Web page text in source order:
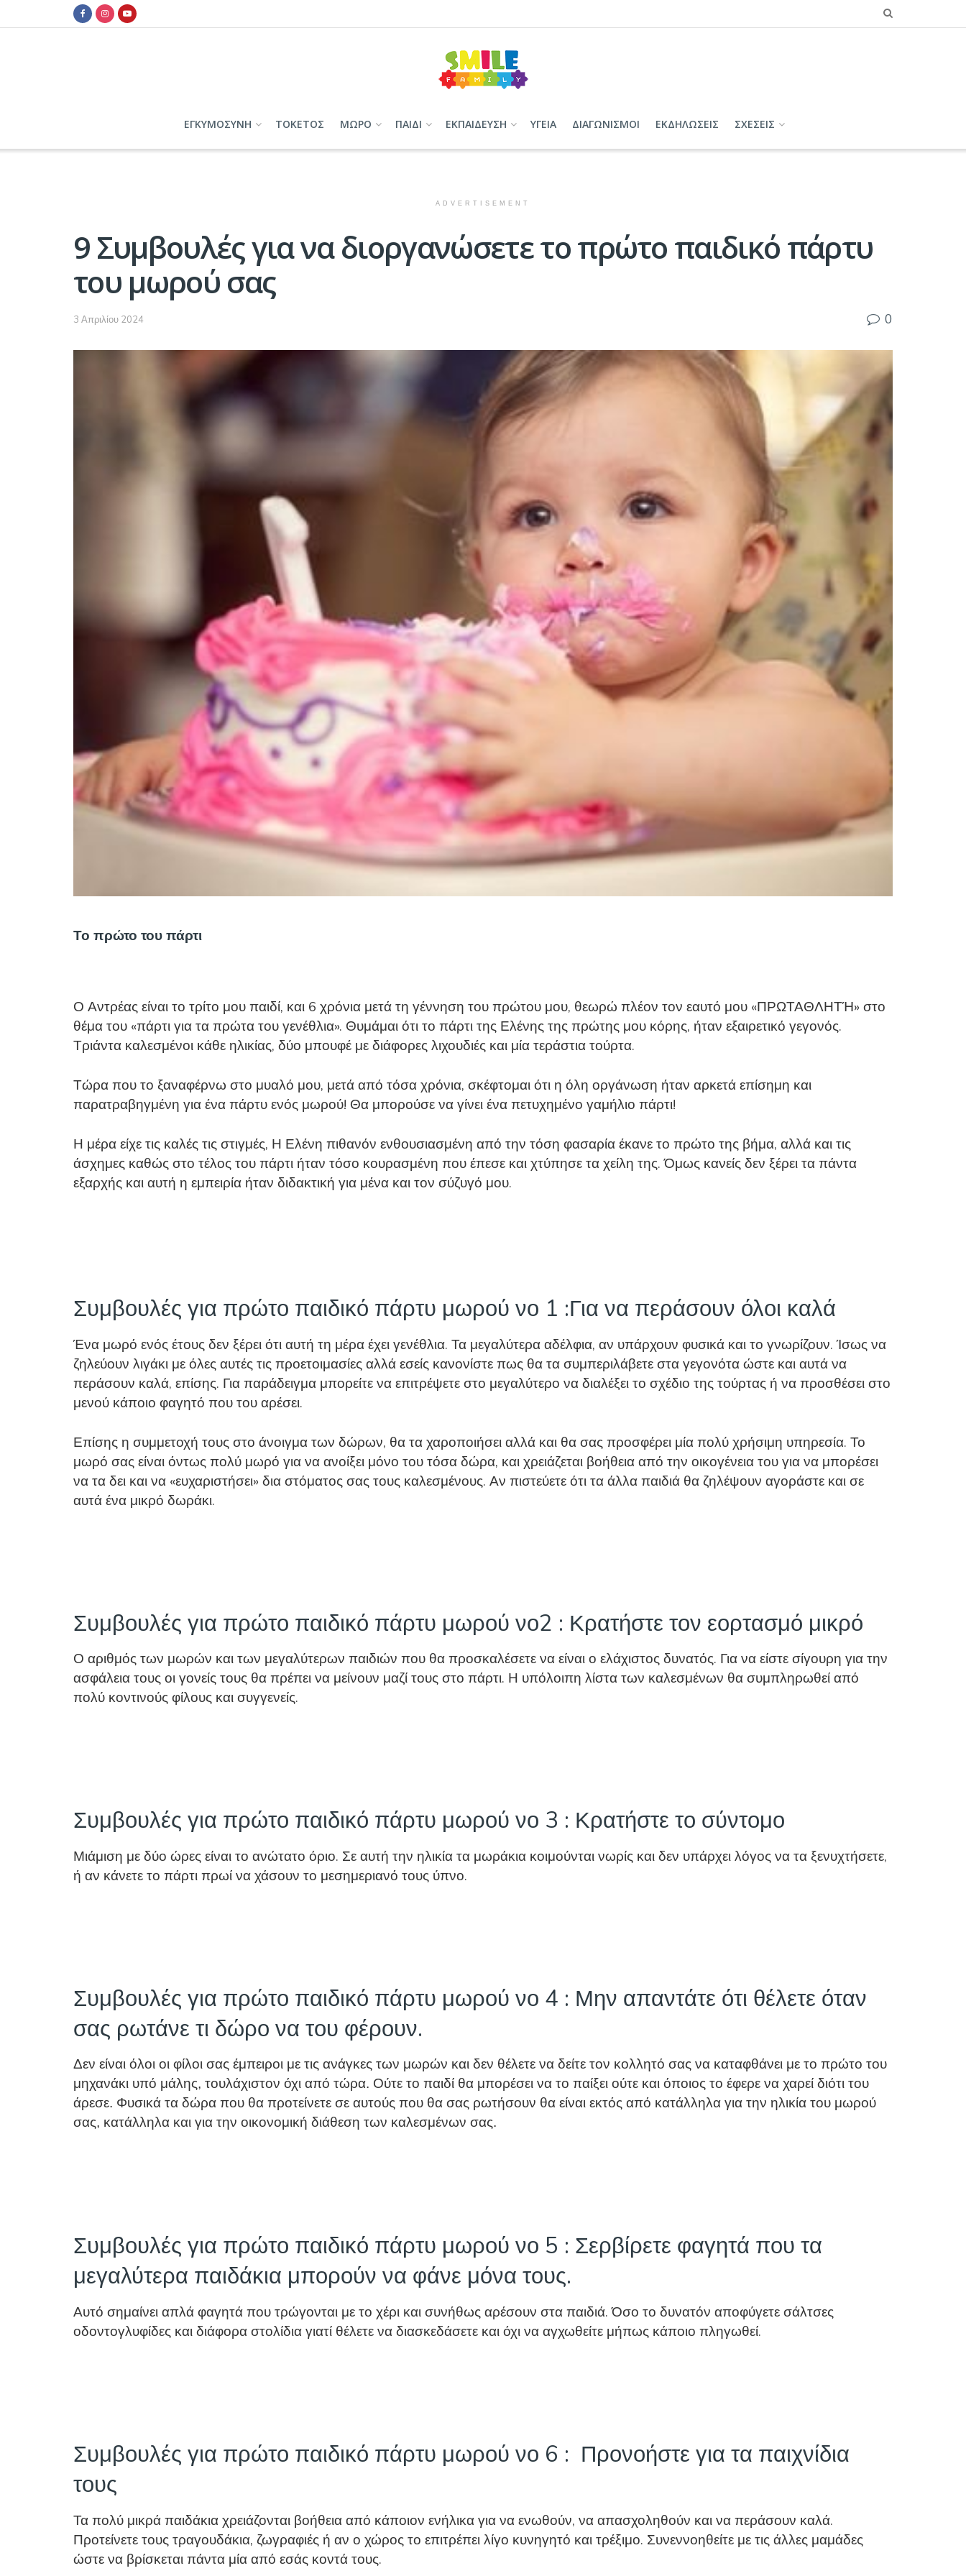
ΕΓΚΥΜΟΣΥΝΗ ΤΟΚΕΤΟΣ ΜΩΡΟ ΠΑΙΔΙ ΕΚΠΑΙΔΕΥΣΗ ΥΓΕΙΑ ΔΙΑΓΩΝΙΣΜΟΙ ΕΚΔΗΛΩΣΕΙΣ ΣΧΕΣΕΙΣ
ADVERTISEMENT
9 Συμβουλές για να διοργανώσετε το πρώτο παιδικό πάρτυ
του μωρού σας
3 Απριλίου 2024 0
Το πρώτο του πάρτι
Ο Αντρέας είναι το τρίτο μου παιδί, και 6 χρόνια μετά τη γέννηση του πρώτου μου, θεωρώ πλέον τον εαυτό μου «ΠΡΩΤΑΘΛΗΤΉ» στο
θέμα του «πάρτι για τα πρώτα του γενέθλια». Θυμάμαι ότι το πάρτι της Ελένης της πρώτης μου κόρης, ήταν εξαιρετικό γεγονός.
Τριάντα καλεσμένοι κάθε ηλικίας, δύο μπουφέ με διάφορες λιχουδιές και μία τεράστια τούρτα.
Τώρα που το ξαναφέρνω στο μυαλό μου, μετά από τόσα χρόνια, σκέφτομαι ότι η όλη οργάνωση ήταν αρκετά επίσημη και
παρατραβηγμένη για ένα πάρτυ ενός μωρού! Θα μπορούσε να γίνει ένα πετυχημένο γαμήλιο πάρτι!
Η μέρα είχε τις καλές τις στιγμές, Η Ελένη πιθανόν ενθουσιασμένη από την τόση φασαρία έκανε το πρώτο της βήμα, αλλά και τις
άσχημες καθώς στο τέλος του πάρτι ήταν τόσο κουρασμένη που έπεσε και χτύπησε τα χείλη της. Όμως κανείς δεν ξέρει τα πάντα
εξαρχής και αυτή η εμπειρία ήταν διδακτική για μένα και τον σύζυγό μου.
Συμβουλές για πρώτο παιδικό πάρτυ μωρού νο 1 :Για να περάσουν όλοι καλά
Ένα μωρό ενός έτους δεν ξέρει ότι αυτή τη μέρα έχει γενέθλια. Τα μεγαλύτερα αδέλφια, αν υπάρχουν φυσικά και το γνωρίζουν. Ίσως να
ζηλεύουν λιγάκι με όλες αυτές τις προετοιμασίες αλλά εσείς κανονίστε πως θα τα συμπεριλάβετε στα γεγονότα ώστε και αυτά να
περάσουν καλά, επίσης. Για παράδειγμα μπορείτε να επιτρέψετε στο μεγαλύτερο να διαλέξει το σχέδιο της τούρτας ή να προσθέσει στο
μενού κάποιο φαγητό που του αρέσει.
Επίσης η συμμετοχή τους στο άνοιγμα των δώρων, θα τα χαροποιήσει αλλά και θα σας προσφέρει μία πολύ χρήσιμη υπηρεσία. Το
μωρό σας είναι όντως πολύ μωρό για να ανοίξει μόνο του τόσα δώρα, και χρειάζεται βοήθεια από την οικογένεια του για να μπορέσει
να τα δει και να «ευχαριστήσει» δια στόματος σας τους καλεσμένους. Αν πιστεύετε ότι τα άλλα παιδιά θα ζηλέψουν αγοράστε και σε
αυτά ένα μικρό δωράκι.
Συμβουλές για πρώτο παιδικό πάρτυ μωρού νο2 : Κρατήστε τον εορτασμό μικρό
Ο αριθμός των μωρών και των μεγαλύτερων παιδιών που θα προσκαλέσετε να είναι ο ελάχιστος δυνατός. Για να είστε σίγουρη για την
ασφάλεια τους οι γονείς τους θα πρέπει να μείνουν μαζί τους στο πάρτι. Η υπόλοιπη λίστα των καλεσμένων θα συμπληρωθεί από
πολύ κοντινούς φίλους και συγγενείς.
Συμβουλές για πρώτο παιδικό πάρτυ μωρού νο 3 : Κρατήστε το σύντομο
Μιάμιση με δύο ώρες είναι το ανώτατο όριο. Σε αυτή την ηλικία τα μωράκια κοιμούνται νωρίς και δεν υπάρχει λόγος να τα ξενυχτήσετε,
ή αν κάνετε το πάρτι πρωί να χάσουν το μεσημεριανό τους ύπνο.
Συμβουλές για πρώτο παιδικό πάρτυ μωρού νο 4 : Μην απαντάτε ότι θέλετε όταν
σας ρωτάνε τι δώρο να του φέρουν.
Δεν είναι όλοι οι φίλοι σας έμπειροι με τις ανάγκες των μωρών και δεν θέλετε να δείτε τον κολλητό σας να καταφθάνει με το πρώτο του
μηχανάκι υπό μάλης, τουλάχιστον όχι από τώρα. Ούτε το παιδί θα μπορέσει να το παίξει ούτε και όποιος το έφερε να χαρεί διότι του
άρεσε. Φυσικά τα δώρα που θα προτείνετε σε αυτούς που θα σας ρωτήσουν θα είναι εκτός από κατάλληλα για την ηλικία του μωρού
σας, κατάλληλα και για την οικονομική διάθεση των καλεσμένων σας.
Συμβουλές για πρώτο παιδικό πάρτυ μωρού νο 5 : Σερβίρετε φαγητά που τα
μεγαλύτερα παιδάκια μπορούν να φάνε μόνα τους.
Αυτό σημαίνει απλά φαγητά που τρώγονται με το χέρι και συνήθως αρέσουν στα παιδιά. Όσο το δυνατόν αποφύγετε σάλτσες
οδοντογλυφίδες και διάφορα στολίδια γιατί θέλετε να διασκεδάσετε και όχι να αγχωθείτε μήπως κάποιο πληγωθεί.
Συμβουλές για πρώτο παιδικό πάρτυ μωρού νο 6 : Προνοήστε για τα παιχνίδια
τους
Τα πολύ μικρά παιδάκια χρειάζονται βοήθεια από κάποιον ενήλικα για να ενωθούν, να απασχοληθούν και να περάσουν καλά.
Προτείνετε τους τραγουδάκια, ζωγραφιές ή αν ο χώρος το επιτρέπει λίγο κυνηγητό και τρέξιμο. Συνεννοηθείτε με τις άλλες μαμάδες
ώστε να βρίσκεται πάντα μία από εσάς κοντά τους.